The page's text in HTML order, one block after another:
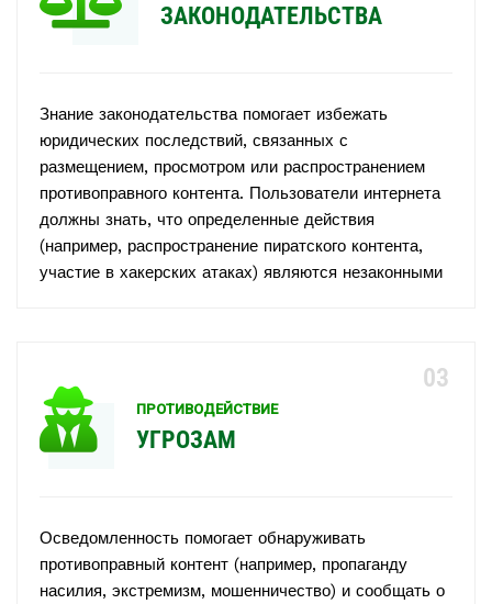
ЗАКОНОДАТЕЛЬСТВА
Знание законодательства помогает избежать
юридических последствий, связанных с
размещением, просмотром или распространением
противоправного контента. Пользователи интернета
должны знать, что определенные действия
(например, распространение пиратского контента,
участие в хакерских атаках) являются незаконными
УГРОЗАМ
ПРОТИВОДЕЙСТВИЕ
Осведомленность помогает обнаруживать
противоправный контент (например, пропаганду
насилия, экстремизм, мошенничество) и сообщать о